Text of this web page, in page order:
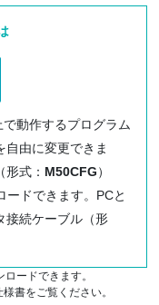
動作するプログラム
自由に変更できま
式： M50CFG）
ードできます。PCと
接続ケーブル（形
ードできます。
書をご覧ください。